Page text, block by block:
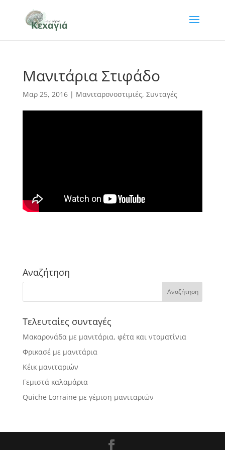
Μανιτάρια Στιφάδο
Μαρ 25, 2016| Μανιταρονοστιμιές, Συνταγές
Αναζήτηση
Τελευταίες συνταγές
Μακαρονάδα με μανιτάρια, φέτα και ντοματίνια
Φρικασέ με μανιτάρια
Κέικ μανιταριών
Γεμιστά καλαμάρια
Quiche Lorraine με γέμιση μανιταριών